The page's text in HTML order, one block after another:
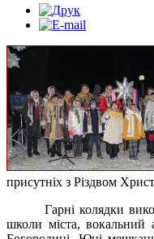
присутніх з Різдвом
Гарні колядки
школи міста, вокальний